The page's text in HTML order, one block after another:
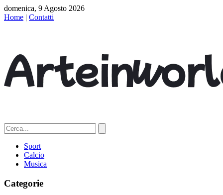
domenica, 9 Agosto 2026
Home | Contatti
Sport
Calcio
Musica
Categorie